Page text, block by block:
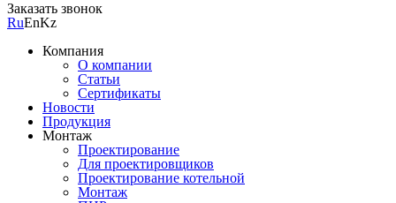
Заказать звонок
RuEnKz
Компания
О компании
Статьи
Сертификаты
Новости
Продукция
Монтаж
Проектирование
Для проектировщиков
Проектирование котельной
Монтаж